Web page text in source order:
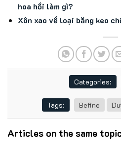
hoa hồi làm gì?
Xôn xao về loại băng keo
Categories:
Tags: Befine
Articles on the same